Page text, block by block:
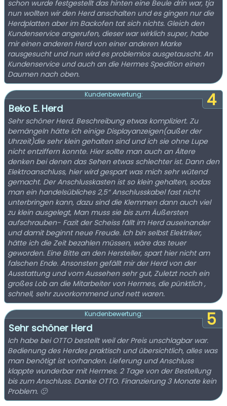
schon wurde festgestellt das hinten eine Beule drin war, tja
nun wollten wir den Herd anschalten und es gingen nur die
Herdplatten aber im Backofen tat sich nichts. Gleich den
Kundenservice angerufen, dieser war wirklich super, habe
mir einen anderen Herd von einer anderen Marke
rausgesucht und nun wird es problemlos ausgetauscht. An
Kundenservice und auch an die Hermes Spedition einen
Daumen nach oben.
4
Kundenbewertung:
Beko E. Herd
Sehr schöner Herd. Beschreibung etwas kompliziert. Zu
bemängeln hätte ich einige Displayanzeigen(außer der
Uhrzeit)die sehr klein gehalten sind und ich sie ohne Lupe
nicht entziffern konnte. Hier sollte man auch an Ältere
denken bei denen das Sehen etwas schlechter ist. Dann den
Elektroanschluss, hier wird gespart was mich sehr wütend
gemacht. Der Anschlusskasten ist so klein gehalten, sodas
man ein handelsübliches 2,5“ Anschlusskabel fast nicht
unterbringen kann, dazu sind die Klemmen dann auch viel
zu klein ausgelegt, Man muss sie bis zum Äußersten
aufschrauben- Fazit der Scheiss fällt im Herd auseinander
und damit beginnt neue Freude. Ich bin selbst Elektriker,
hätte ich die Zeit bezahlen müssen, wäre das teuer
geworden. Eine Bitte an den Hersteller, spart hier nicht am
falschen Ende. Ansonsten gefällt mir der Herd von der
Ausstattung und vom Aussehen sehr gut, Zuletzt noch ein
großes Lob an die Mitarbeiter von Hermes, die pünktlich ,
schnell, sehr zuvorkommend und nett waren.
5
Kundenbewertung:
Sehr schöner Herd
Ich habe bei OTTO bestellt weil der Preis unschlagbar war.
Bedienung des Herdes praktisch und übersichtlich, alles was
man benötigt ist vorhanden. Lieferung und Anschluss
klappte wunderbar mit Hermes. 2 Tage von der Bestellung
bis zum Anschluss. Danke OTTO. Finanzierung 3 Monate kein
Problem. 🙂